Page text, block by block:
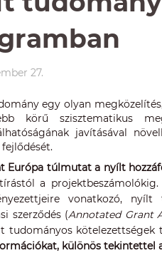
27.
egy olyan
körű szisztematikus
javításával
Európa túlmutat a nyílt
a
vonatkozó,
szerződés (Annotated Grant
tudományos kötelezettségek
különös tekintettel